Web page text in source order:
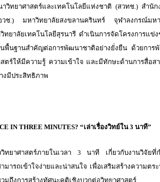
วิทยาศาสตร์และเทคโนโลยีแห่งชาติ (สวทช.) สำนั
วช.) มหาวิทยาลัยสงขลานครินทร์ จุฬาลงกรณ์ม
ทยาลัยเทคโนโลยีสุรนารี ดำเนินการจัดโครงการแข่
นพื้นฐานสำคัญต่อการพัฒนาชาติอย่างยั่งยืน ด้วยการ
ตร์ให้มีความรู้ ความเข้าใจ และมีทักษะด้านการสื่อส
งมีประสิทธิภาพ
IN THREE MINUTES? “เล่าเรื่องวิทย์ใน 3 นาที”
วิทยาศาสตร์ภายในเวลา 3 นาที เกี่ยวกับงานวิจัยที่
ารถเข้าใจง่ายและน่าสนใจ เพื่อเสริมสร้างความต
มถึงการสร้างทัศนะคติเชิงบวกต่อวิทยาศาสตร์